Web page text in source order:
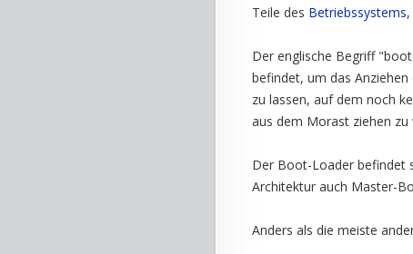
Teile des Betriebssystems
Der englische Begriff
befindet, um das
zu lassen, auf dem noch
aus dem Morast ziehen zu
Der Boot-Loader befindet
Architektur auch Master-
Anders als die meiste